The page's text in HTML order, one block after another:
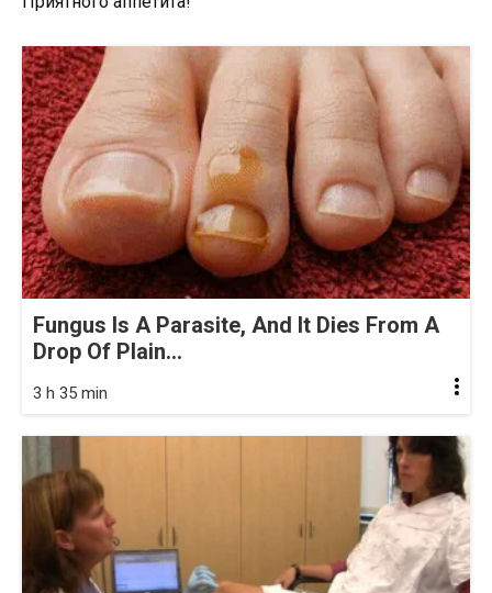
Fungus Is A Parasite, And It Dies From A
Drop Of Plain...
3 h 35 min